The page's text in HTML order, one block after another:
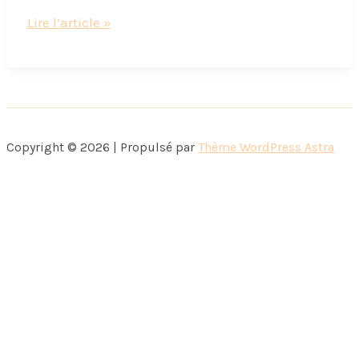
Maman
?
cadeaux
Lire l’article »
Copyright © 2026 | Propulsé par Thème WordPress Astra